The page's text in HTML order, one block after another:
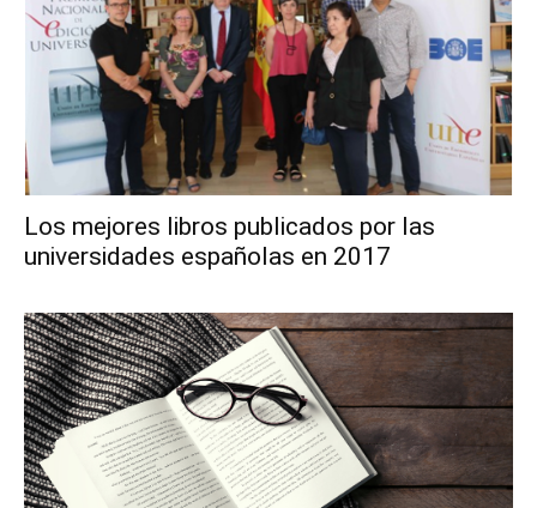
Los mejores libros publicados por las
universidades españolas en 2017